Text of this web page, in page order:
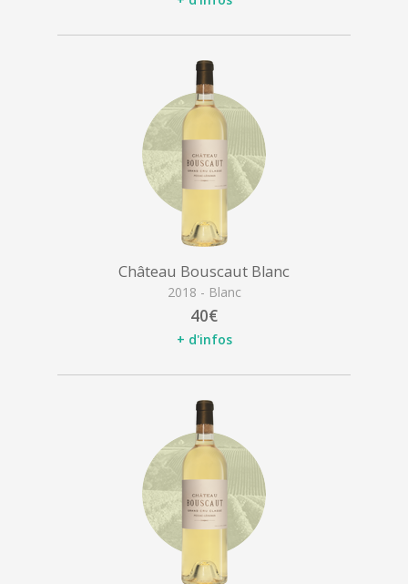
Château Bouscaut Blanc
2018 - Blanc
40€
+ d'infos